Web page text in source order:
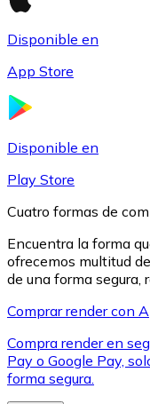
XRP
XRP
Disponible en
App Store
Disponible en
Play Store
Cuatro formas de
Encuentra la forma
ofrecemos multitud
de una forma segura,
Comprar render con
Compra render en
Pay o Google Pay,
forma segura.